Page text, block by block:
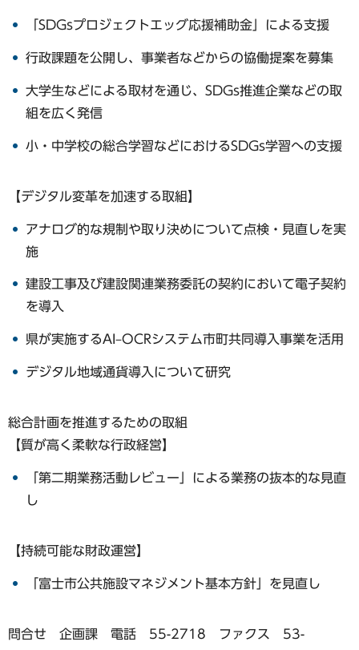
「SDGsプロジェクトエッグ応援補助金」による支援
行政課題を公開し、事業者などからの協働提案を募集
大学生などによる取材を通じ、SDGs推進企業などの取
組を広く発信
小・中学校の総合学習などにおけるSDGs学習への支援
【デジタル変革を加速する取組】
アナログ的な規制や取り決めについて点検・見直しを実
施
建設工事及び建設関連業務委託の契約において電子契約
を導入
県が実施するAI–OCRシステム市町共同導入事業を活用
デジタル地域通貨導入について研究
総合計画を推進するための取組
【質が高く柔軟な行政経営】
「第二期業務活動レビュー」による業務の抜本的な見直
し
【持続可能な財政運営】
「富士市公共施設マネジメント基本方針」を見直し
問合せ 企画課 電話 55-2718 ファクス 53-